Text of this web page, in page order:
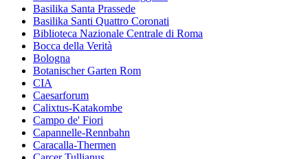
Basilika Santa Prassede
Basilika Santi Quattro Coronati
Biblioteca Nazionale Centrale di Roma
Bocca della Verità
Bologna
Botanischer Garten Rom
CIA
Caesarforum
Calixtus-Katakombe
Campo de' Fiori
Capannelle-Rennbahn
Caracalla-Thermen